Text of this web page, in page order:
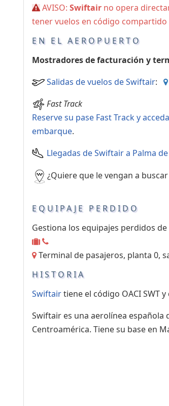
AVISO: Swiftair no opera
tener vuelos en código
EN EL AEROPUERTO
Mostradores de facturación y
Salidas de vuelos de Swiftair:
Fast Track
Reserve su pase Fast Track y
embarque.
Llegadas de Swiftair a Palma
¿Quiere que le vengan a
EQUIPAJE PERDIDO
Gestiona los equipajes perdidos de
Terminal de pasajeros, planta 0,
HISTORIA
Swiftairtiene el código OACI SWT y
Swiftair es una aerolínea española
Centroamérica. Tiene su base en